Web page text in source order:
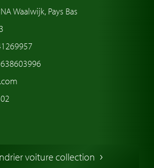
Waalwijk, Pays Bas
Europevoiture collection